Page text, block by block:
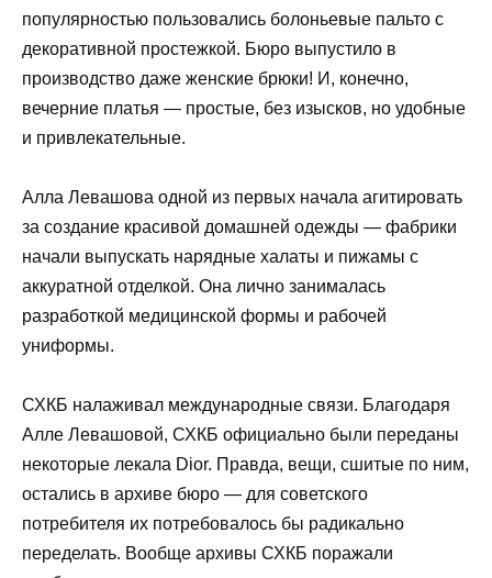
популярностью пользовались болоньевые пальто с
декоративной простежкой. Бюро выпустило в
производство даже женские брюки! И, конечно,
вечерние платья — простые, без изысков, но удобные
и привлекательные.
Алла Левашова одной из первых начала агитировать
за создание красивой домашней одежды — фабрики
начали выпускать нарядные халаты и пижамы с
аккуратной отделкой. Она лично занималась
разработкой медицинской формы и рабочей
униформы.
СХКБ налаживал международные связи. Благодаря
Алле Левашовой, СХКБ официально были переданы
некоторые лекала Dior. Правда, вещи, сшитые по ним,
остались в архиве бюро — для советского
потребителя их потребовалось бы радикально
переделать. Вообще архивы СХКБ поражали